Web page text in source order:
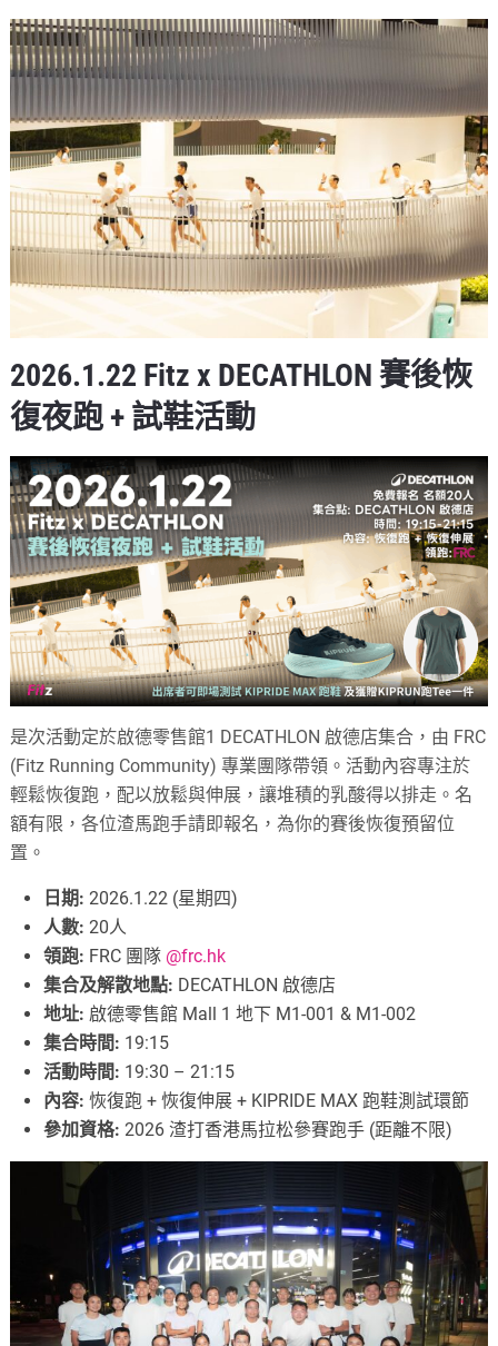
2026.1.22 Fitz x DECATHLON 賽後恢
復夜跑 + 試鞋活動
是次活動定於啟德零售館1 DECATHLON 啟德店集合，由 FRC
(Fitz Running Community) 專業團隊帶領。活動內容專注於
輕鬆恢復跑，配以放鬆與伸展，讓堆積的乳酸得以排走。名
額有限，各位渣馬跑手請即報名，為你的賽後恢復預留位
置。
日期: 2026.1.22 (星期四)
人數: 20人
領跑: FRC 團隊 @frc.hk
集合及解散地點: DECATHLON 啟德店
地址: 啟德零售館 Mall 1 地下 M1-001 & M1-002
集合時間: 19:15
活動時間: 19:30 – 21:15
內容: 恢復跑 + 恢復伸展 + KIPRIDE MAX 跑鞋測試環節
參加資格: 2026 渣打香港馬拉松參賽跑手 (距離不限)